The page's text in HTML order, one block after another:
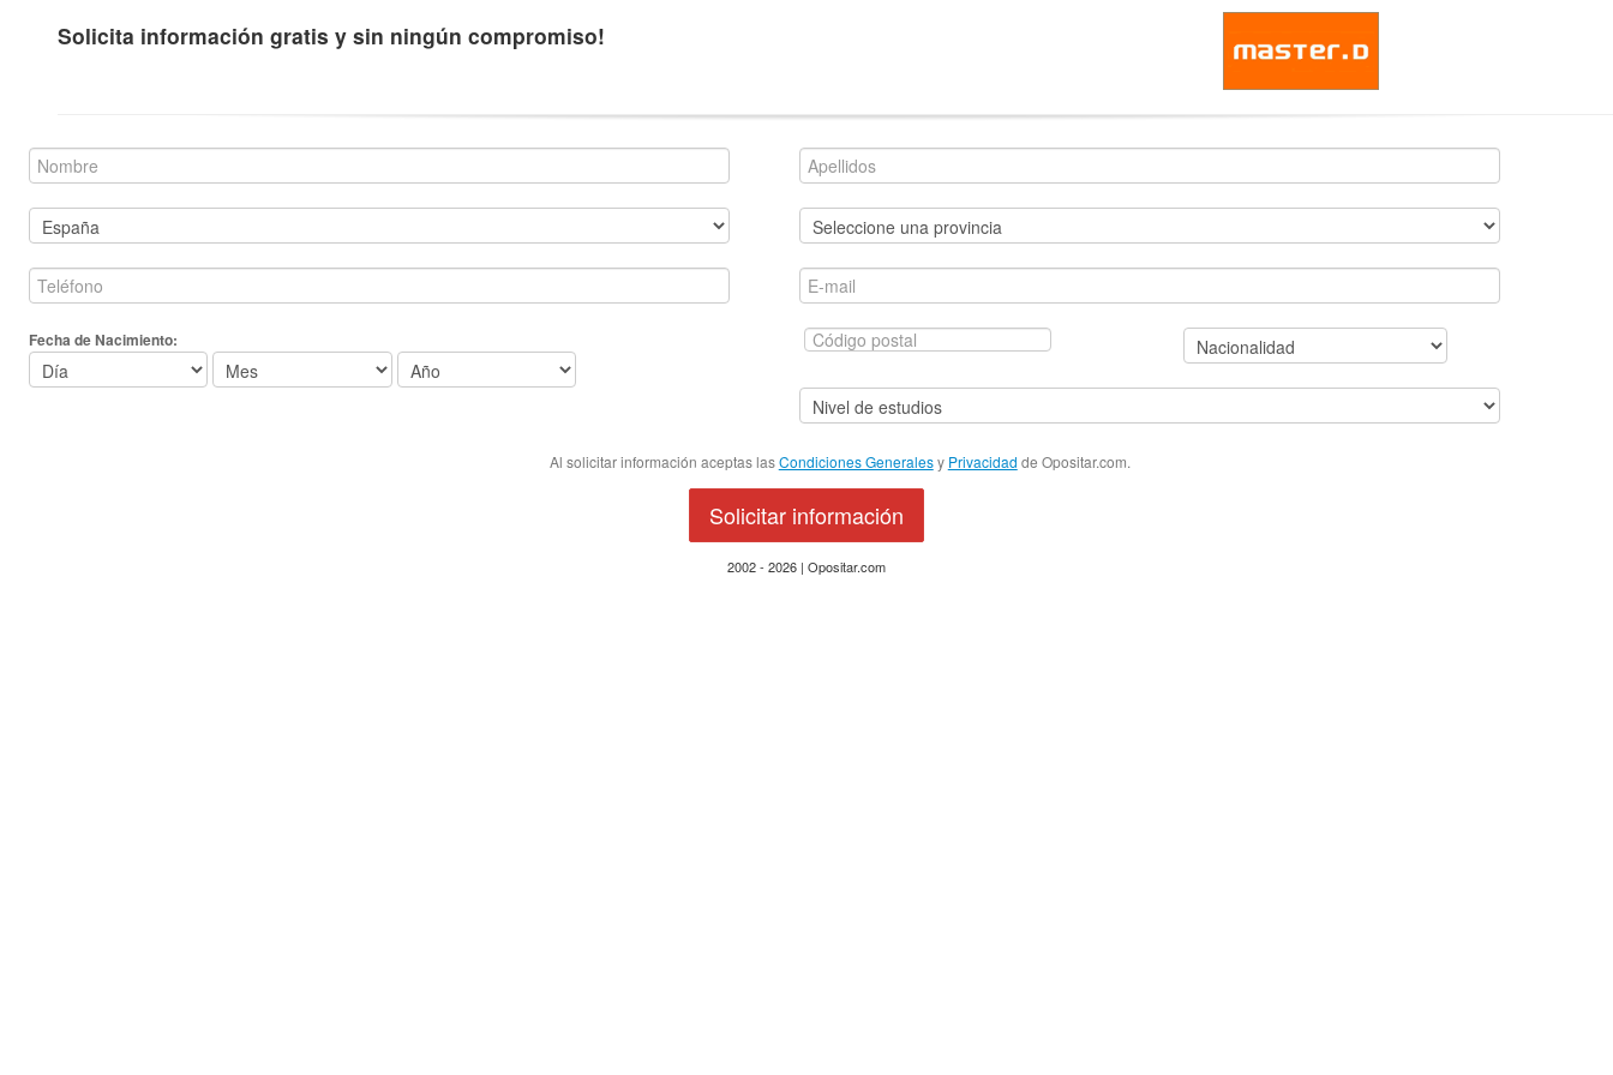
Solicita información gratis y sin ningún compromiso!
Fecha de Nacimiento:
Al solicitar información aceptas lasCondiciones Generalesy Privacidad de Opositar.com.
Solicitar información
2002 - 2026 | Opositar.com